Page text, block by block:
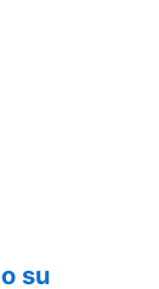
su